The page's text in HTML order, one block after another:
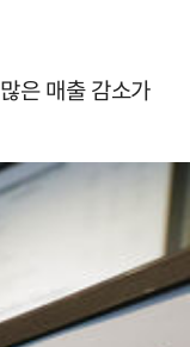
은 매출 감소가